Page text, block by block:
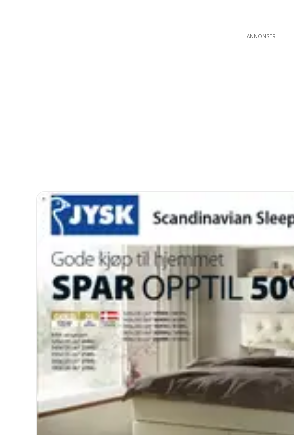
ANNONSER